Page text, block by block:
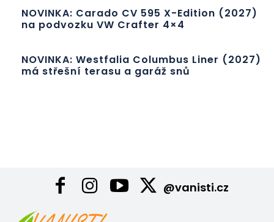
NOVINKA: Carado CV 595 X-Edition (2027)
na podvozku VW Crafter 4×4
NOVINKA: Westfalia Columbus Liner (2027)
má střešní terasu a garáž snů
@vanisti.cz